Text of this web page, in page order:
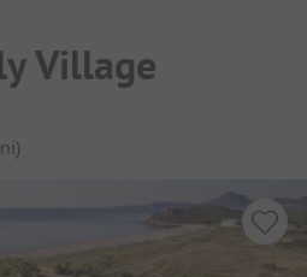
Village
)